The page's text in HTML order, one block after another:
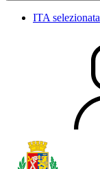
ITA selezionata